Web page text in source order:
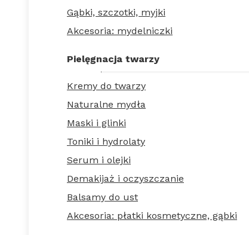
Gąbki, szczotki, myjki
Akcesoria: mydelniczki
Pielęgnacja twarzy
Kremy do twarzy
Naturalne mydła
Maski i glinki
Toniki i hydrolaty
Serum i olejki
Demakijaż i oczyszczanie
Balsamy do ust
Akcesoria: płatki kosmetyczne, gąbki